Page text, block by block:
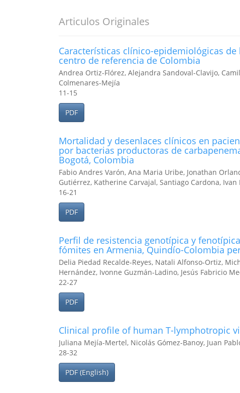
Articulos Originales
Características clínico-epidemiológicas
centro de referencia de Colombia
Andrea Ortiz-Flórez, Alejandra Sandoval-Clavijo,
Colmenares-Mejía
11-15
PDF
Mortalidad y desenlaces clínicos en
por bacterias productoras de
Bogotá, Colombia
Fabio Andres Varón, Ana Maria Uribe, Jonathan
Gutiérrez, Katherine Carvajal, Santiago Cardona,
16-21
PDF
Perfil de resistencia genotípica y
fómites en Armenia, Quindío-Colombia
Delia Piedad Recalde-Reyes, Natali Alfonso-Ortiz,
Hernández, Ivonne Guzmán-Ladino, Jesús Fabricio
22-27
PDF
Clinical profile of human T-lymphotropic
Juliana Mejía-Mertel, Nicolás Gómez-Banoy, Juan
28-32
PDF (English)